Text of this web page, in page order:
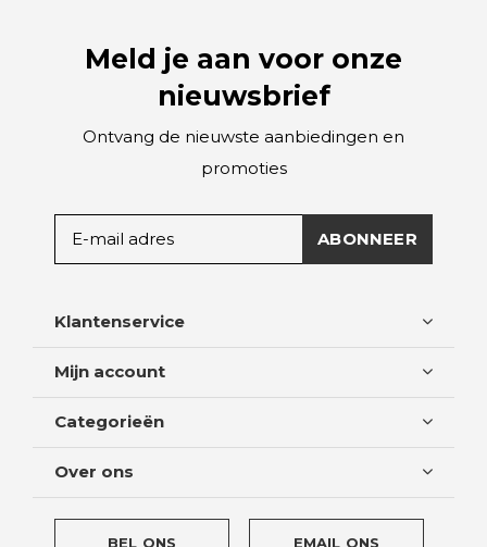
Meld je aan voor onze
nieuwsbrief
Ontvang de nieuwste aanbiedingen en
promoties
ABONNEER
Klantenservice
Mijn account
Categorieën
Over ons
BEL ONS EMAIL ONS